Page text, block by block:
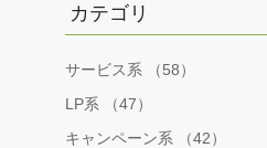
カテゴリ
サービス系 （58）
LP系 （47）
キャンペーン系 （42）